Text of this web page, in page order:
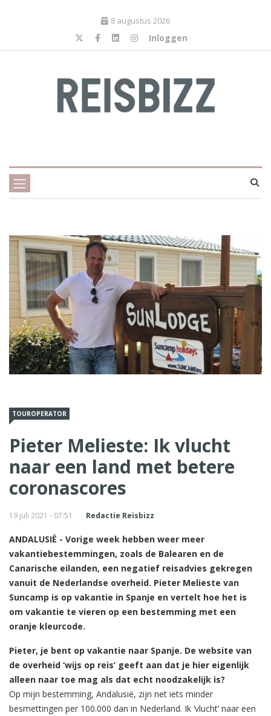
8 augustus 2026
Inloggen
TOUROPERATOR
Pieter Melieste: Ik vlucht
naar een land met betere
coronascores
19 juli 2021 - 07:51 Redactie Reisbizz
ANDALUSIË - Vorige week hebben weer meer
vakantiebestemmingen, zoals de Balearen en de
Canarische eilanden, een negatief reisadvies gekregen
vanuit de Nederlandse overheid. Pieter Melieste van
Suncamp is op vakantie in Spanje en vertelt hoe het is
om vakantie te vieren op een bestemming met een
oranje kleurcode.
Pieter, je bent op vakantie naar Spanje. De website van
de overheid ‘wijs op reis’ geeft aan dat je hier eigenlijk
alleen naar toe mag als dat echt noodzakelijk is?
Op mijn bestemming, Andalusië, zijn net iets minder
besmettingen per 100.000 dan in Nederland. Ik ‘vlucht’ naar een